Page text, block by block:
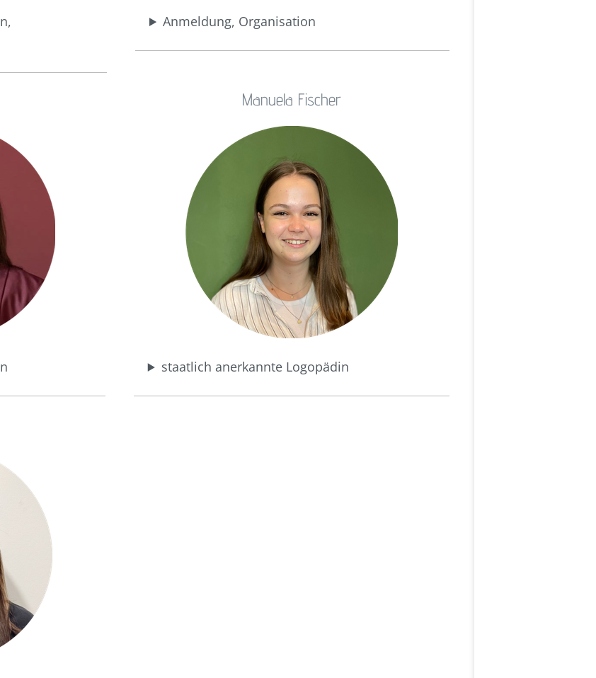
Anmeldung, Organisation
Manuela Fischer
staatlich anerkannte Logopädin